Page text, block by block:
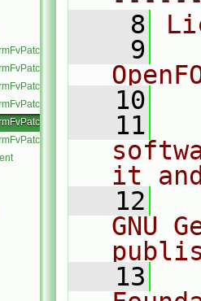
    8
    9
   10
   11
it
   12
GNU
   13